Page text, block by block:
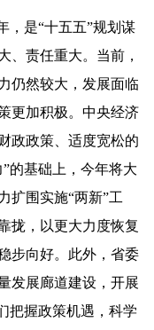
是“十五五”规划谋
、责任重大。当前，
仍然较大，发展面临
更加积极。中央经济
政政策、适度宽松的
的基础上，今年将大
扩围实施“两新”工
拢，以更大力度恢复
步向好。此外，省委
发展廊道建设，开展
把握政策机遇，科学